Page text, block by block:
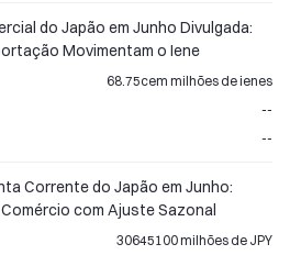
do Japão em Junho Divulgada:
Movimentam o Iene
68.75cem milhões de ienes
--
--
Corrente do Japão em Junho:
com Ajuste Sazonal
30645100 milhões de JPY